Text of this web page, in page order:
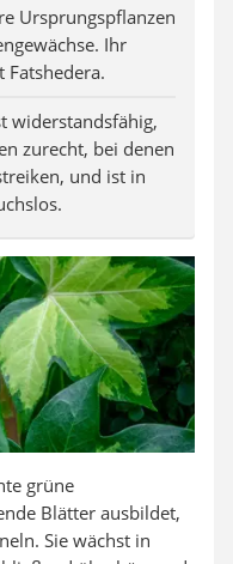
Ursprungspflanzen
Ihr
Fatshedera.
widerstandsfähig,
zurecht, bei denen
und ist in
grüne
Blätter ausbildet,
Sie wächst in